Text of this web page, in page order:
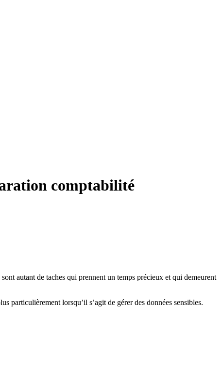
comptabilité
autant de taches qui prennent un temps précieux et qui demeurent
particulièrement lorsqu’il s’agit de gérer des données sensibles.